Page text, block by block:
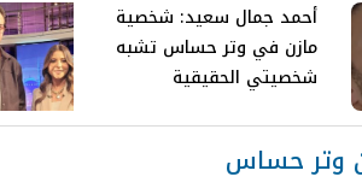
أحمد جمال سعيد: شخصية
مازن في وتر حساس تشبه
شخصيتي الحقيقية